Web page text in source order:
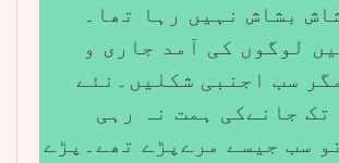
بشاش نہیں رہا تھا۔
لوگوں کی آمد جاری و
سب اجنبی شکلیں۔نئے
تک جانےکی ہمت نہ رہی
سب جیسے مرےپڑے تھے۔پڑے